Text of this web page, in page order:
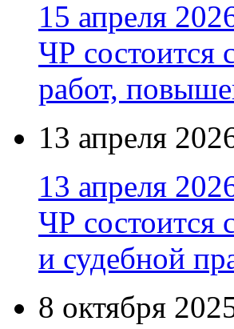
15 апреля
ЧР состоится
работ,
13 апреля
13 апреля
ЧР
и судебной
8 октября